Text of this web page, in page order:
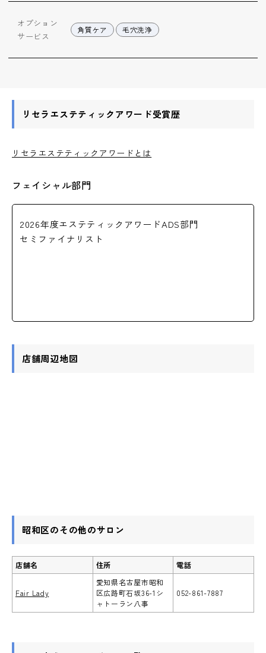
オプション
サービス
角質ケア 毛穴洗浄
リセラエステティックアワード受賞歴
リセラエステティックアワードとは
フェイシャル部門
2026年度エステティックアワードADS部門
セミファイナリスト
店舗周辺地図
昭和区のその他のサロン
店舗名 住所 電話
Fair Lady
愛知県名古屋市昭和
区広路町石坂36-1シ
ャトーラン八事
052-861-7887